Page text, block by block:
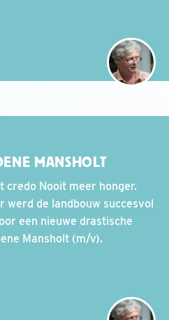
MANSHOLT
credo Nooit meer honger.
werd de landbouw succesvol
een nieuwe drastische
Mansholt (m/v).